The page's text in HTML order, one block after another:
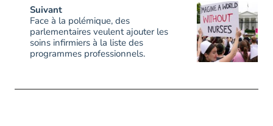
Suivant
Face à la polémique, des
parlementaires veulent ajouter les
soins infirmiers à la liste des
programmes professionnels.